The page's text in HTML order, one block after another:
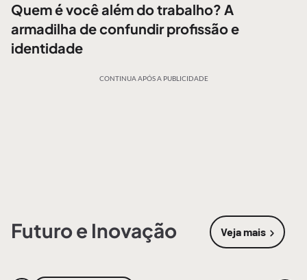
Quem é você além do trabalho? A
armadilha de confundir profissão e
identidade
CONTINUA APÓS A PUBLICIDADE
Futuro e Inovação Veja mais
sobre